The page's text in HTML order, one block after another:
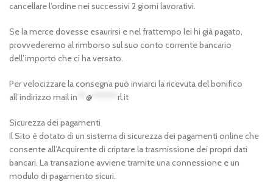
cancellare l’ordine nei successivi 2 giorni lavorativi.
Se la merce dovesse esaurirsi e nel frattempo lei hi già pagato,
provvederemo al rimborso sul suo conto corrente bancario
dell’importo che ci ha versato.
Per velocizzare la consegna può inviarci la ricevuta del bonifico
all’indirizzo mailin @ rl.it
Sicurezza dei pagamenti
Il Sito è dotato di un sistema di sicurezza dei pagamenti online che
consente all’Acquirente di criptare la trasmissione dei propri dati
bancari. La transazione avviene tramite una connessione e un
modulo di pagamento sicuri.